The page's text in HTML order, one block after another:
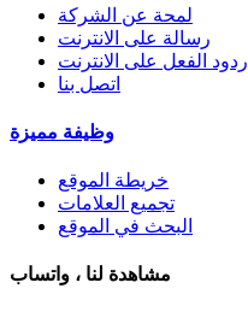
لمحة عن الشركة
رسالة على الانترنت
ردود الفعل على الانترنت
اتصل بنا
وظيفة مميزة
خريطة الموقع
تجميع العلامات
البحث في الموقع
مشاهدة لنا ، واتساب